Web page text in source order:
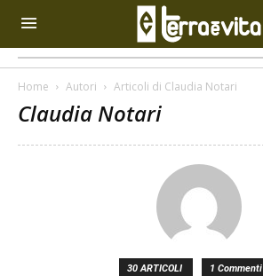
Home Autori Articoli di Claudia Notari
Claudia Notari
30 ARTICOLI 1 Commenti